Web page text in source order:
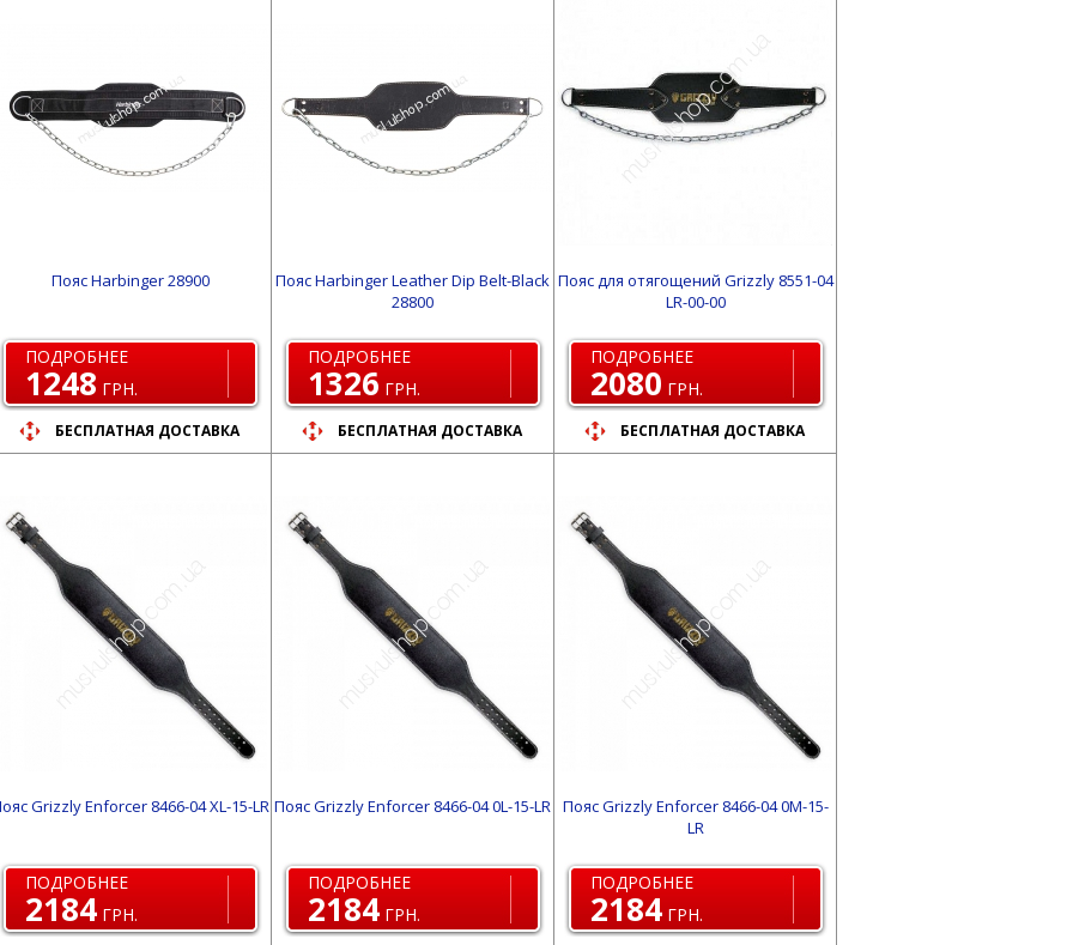
Пояс Harbinger 28900
ПОДРОБНЕЕ
1248 ГРН.
БЕСПЛАТНАЯ ДОСТАВКА
Пояс Harbinger Leather Dip Belt-Black
28800
ПОДРОБНЕЕ
1326 ГРН.
БЕСПЛАТНАЯ ДОСТАВКА
Пояс для отягощений Grizzly 8551-04
LR-00-00
ПОДРОБНЕЕ
2080 ГРН.
БЕСПЛАТНАЯ ДОСТАВКА
Grizzly Enforcer 8466-04 XL-15-LR
ПОДРОБНЕЕ
2184 ГРН.
Пояс Grizzly Enforcer 8466-04 0L-15-LR
ПОДРОБНЕЕ
2184 ГРН.
Пояс Grizzly Enforcer 8466-04 0M-15-
LR
ПОДРОБНЕЕ
2184 ГРН.